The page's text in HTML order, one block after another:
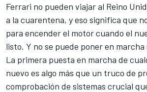
Ferrari no pueden viajar al Reino
a la cuarentena, y eso significa que
para encender el motor cuando el
listo. Y no se puede poner en marcha
La primera puesta en marcha de
nuevo es algo más que un truco de
comprobación de sistemas crucial